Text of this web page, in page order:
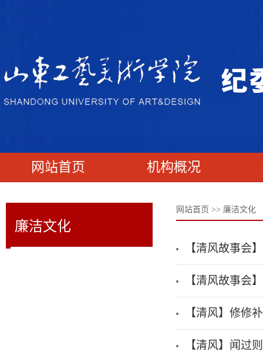
网站首页 机构概况
廉洁文化
网站首页 >> 廉洁文化
【清风故事会
【清风故事会
【清风】修修
【清风】闻过